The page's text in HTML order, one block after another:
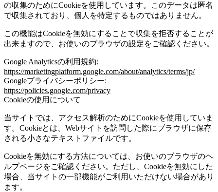
の収集のためにCookieを使用しています。このデータは匿名
で収集されており、個人を特定するものではありません。
この機能はCookieを無効にすることで収集を拒否することが
出来ますので、お使いのブラウザの設定をご確認ください。
Google Analyticsの利用規約:
https://marketingplatform.google.com/about/analytics/terms/jp/
Googleプライバシーポリシー:
https://policies.google.com/privacy
Cookieの使用について
当サイトでは、アクセス解析のためにCookieを使用していま
す。Cookieとは、Webサイトを訪問した際にブラウザに保存
される小さなテキストファイルです。
Cookieを無効にする方法については、お使いのブラウザのヘ
ルプページをご確認ください。ただし、Cookieを無効にした
場合、当サイトの一部機能がご利用いただけない場合があり
ます。